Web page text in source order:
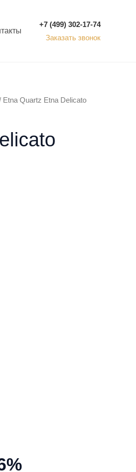
+7 (499) 302-17-74
Заказать звонок
Etna Quartz Etna Delicato